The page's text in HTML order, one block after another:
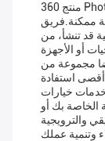
منتج 360 Photo Booth يأتي مع الدعم التقني الشامل
ممكنة.فريق
قد تنشأ، من
مجموعة من
استفادة
خيارات
الخاصة بك أو
والترويجية